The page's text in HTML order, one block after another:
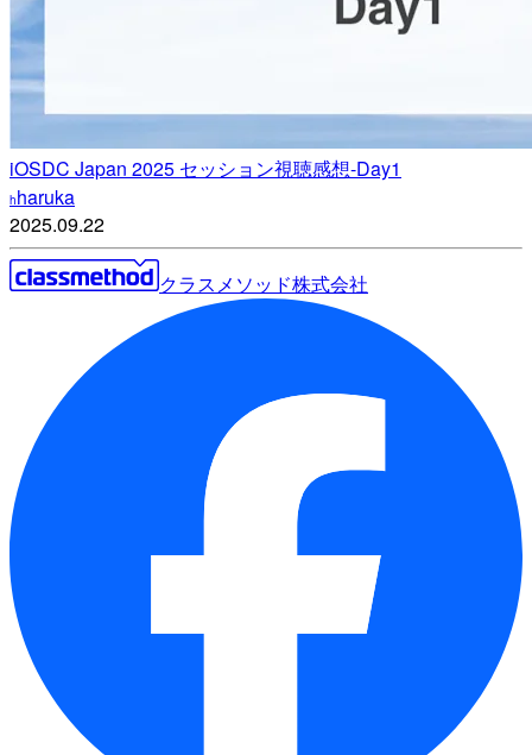
iOSDC Japan 2025 セッション視聴感想-Day1
hharuka
2025.09.22
クラスメソッド株式会社